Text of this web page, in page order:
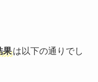
果は以下の通りでし